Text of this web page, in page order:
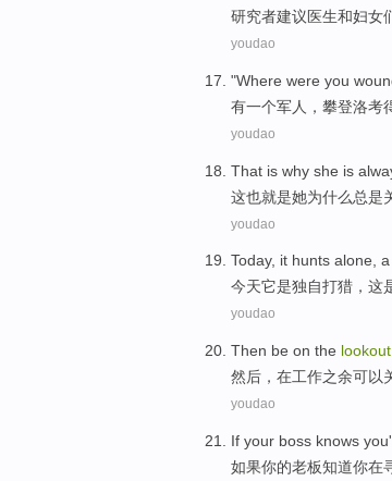
研究者建议医生和妇女
youdao
"Where were you
有一个军人 ， 攀登洛考
youdao
That is why she is
这也就是她为什么总是
youdao
Today, it hunts alone, a
今天它是独自打猎 ， 这
youdao
Then be on the lookout
然后 ， 在工作之余可以
youdao
If your boss knows you
如果你的老板知道你在